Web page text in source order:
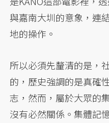
與嘉南大圳的意象，連
地的操作。
所以必須先釐清的是，
的，歷史強調的是真確
志，然而，屬於大眾的
沒有必然關係。集體記